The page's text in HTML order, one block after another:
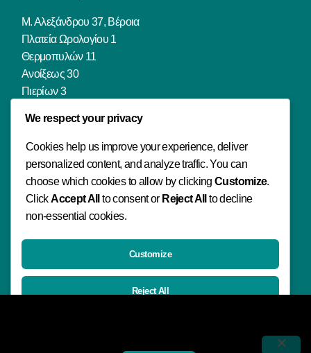
Μ. Αλεξάνδρου 37, Βέροια
Πλατεία Ωρολογίου 1
Θερμοπυλών 11
Ανοίξεως 30
Πιερίων 3
Φιλιππουπόλεως 18
Μ. Μπότσαρη 69
Μενού
Αρχική
Επικοινωνία
We respect your privacy
Cookies help us improve your experience, deliver
personalized content, and analyze traffic. You can
choose which cookies to allow by clickingCustomize.
ClickAccept All to consent or Reject All to decline
non-essential cookies.
Customize
Reject All
τη σελίδα, θα υποθέσουμε πως είστε ικανοποιημένοι με αυτό.